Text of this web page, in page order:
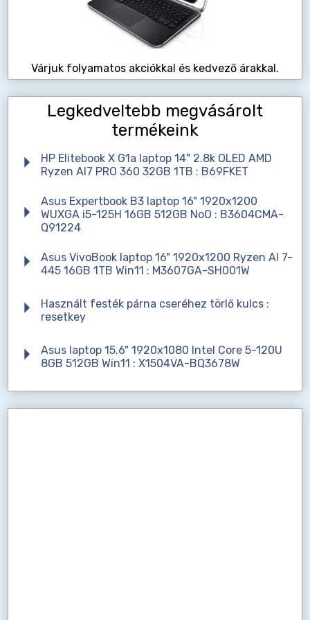
Várjuk folyamatos akciókkal és kedvező árakkal.
Legkedveltebb megvásárolt
termékeink
HP Elitebook X G1a laptop 14" 2.8k OLED AMD
Ryzen AI7 PRO 360 32GB 1TB : B69FKET
Asus Expertbook B3 laptop 16" 1920x1200
WUXGA i5-125H 16GB 512GB NoO : B3604CMA-
Q91224
Asus VivoBook laptop 16" 1920x1200 Ryzen AI 7-
445 16GB 1TB Win11 : M3607GA-SH001W
Használt festék párna cseréhez törlő kulcs :
resetkey
Asus laptop 15.6" 1920x1080 Intel Core 5-120U
8GB 512GB Win11 : X1504VA-BQ3678W